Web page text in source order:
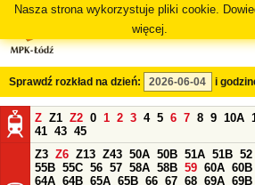
Nasza strona wykorzystuje pliki cookie.
więcej.
Sprawdź rozkład na dzień: i
Z Z1 Z2 0 1 2 3 4 5 6 7 8 9 10A
41 43 45
Z3 Z6 Z13 Z43 50A 50B 51A 51B 52
55B 55C 56 57 58A 58B 59 60A 60B
64A 64B 65A 65B 66 67 68 69A 69B